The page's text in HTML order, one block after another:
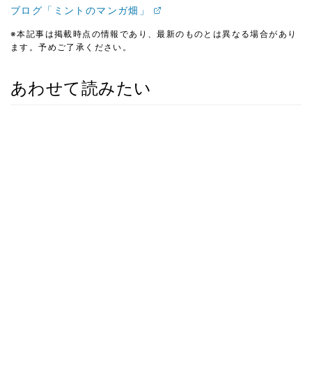
ブログ「ミントのマンガ畑」
※本記事は掲載時点の情報であり、最新のものとは異なる場合があり
ます。予めご了承ください。
あわせて読みたい